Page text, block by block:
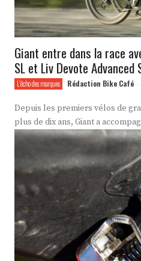
Giant entre dans la race
SL et Liv Devote Advanced
L'écho des marques Rédaction Bike Café -
Depuis les premiers vélos de
plus de dix ans, Giant a